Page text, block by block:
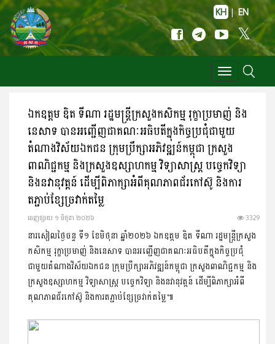
KH | EN
Toggle
navigation
ឯកឧត្តម ឌិត ទីណា រដ្ឋមន្ត្រីក្រសួងកសិកម្ម រុក្ខាប្រមាញ់ និង
នេសាទ បានអញ្ជើញជាគណៈអធិបតីក្នុងកិច្ចប្រជុំជាមួយ
តំណាងវិស័យឯកជន ក្រុមប្រឹក្សាអភិវឌ្ឍន៍កម្ពុជា ក្រសួង
ពាណិជ្ជកម្ម និងក្រសួងឧស្សាហកម្ម វិទ្យាសាស្ត្រ បច្ចេកវិទ្យា
និងនវានុវត្តន៍ ដើម្បីពិភាក្សាអំពីគុណភាពជ័រកៅស៊ូ និងការ
តភ្ជាប់ខ្សែច្រវាក់តម្លៃ
ចេញ​ផ្សាយ​ ១ មិថុនា ២០២៦ 3329
នារសៀលថ្ងៃចន្ទ ទី១ ខែមិថុនា ឆ្នាំ២០២៦ ឯកឧត្តម ឌិត ទីណា រដ្ឋមន្ត្រីក្រសួង
កសិកម្ម រុក្ខាប្រមាញ់ និងនេសាទ បានអញ្ជើញជាគណៈអធិបតីក្នុងកិច្ចប្រជុំ
ជាមួយតំណាងវិស័យឯកជន ក្រុមប្រឹក្សាអភិវឌ្ឍន៍កម្ពុជា ក្រសួងពាណិជ្ជកម្ម និង
ក្រសួងឧស្សាហកម្ម វិទ្យាសាស្ត្រ បច្ចេកវិទ្យា និងនវានុវត្តន៍ ដើម្បីពិភាក្សាអំពី
គុណភាពជ័រកៅស៊ូ និងការតភ្ជាប់ខ្សែច្រវាក់តម្លៃ៕